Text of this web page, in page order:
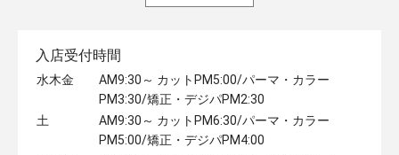
入店受付時間
水木金
AM9:30～ カットPM5:00/パーマ・カラー
PM3:30/矯正・デジパPM2:30
土
AM9:30～ カットPM6:30/パーマ・カラー
PM5:00/矯正・デジパPM4:00